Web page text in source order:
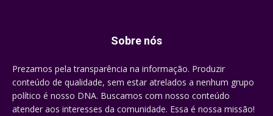
Sobre nós
Prezamos pela transparência na informação. Produzir
conteúdo de qualidade, sem estar atrelados a nenhum grupo
político é nosso DNA. Buscamos com nosso conteúdo
atender aos interesses da comunidade. Essa é nossa missão!